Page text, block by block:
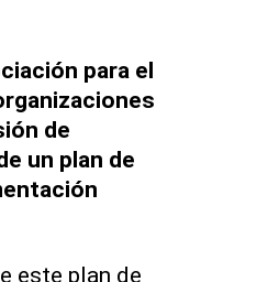
para el
de
un plan de
este plan de